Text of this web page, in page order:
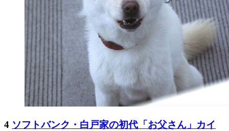
4 ソフトバンク・白戸家の初代「お父さん」カイ